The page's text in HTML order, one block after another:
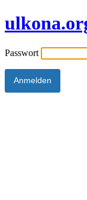
Passwort